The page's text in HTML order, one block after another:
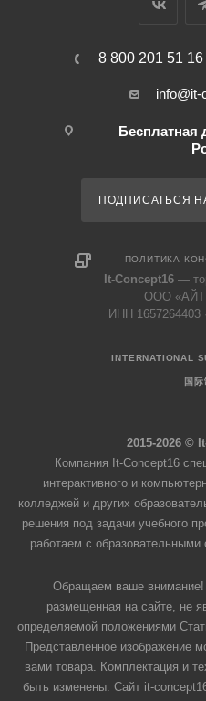
8 800 201 51 16
info@it-
Бесплатная
ПОДПИСАТЬСЯ
ПОЛИТИКА
It-Concept16 —
ООО
ИНН 1657264403
INTERNATIONAL
国
2015-2026 ©
Компания It-Concept16
интерактивного и
колледжей и других
решения под задачи учебного
работаем с образовательными
Обращаем ваше
размещенная на сайте, не
определяемой положениями
Представленное изображение
вами товара. Комплектация и
быть изменены. Сайт it-